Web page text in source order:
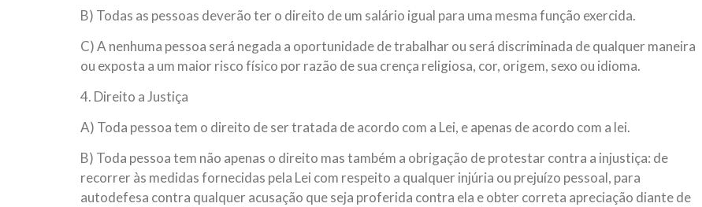
B) Todas as pessoas deverão ter o direito de um salário igual para uma mesma função exercida.
C) A nenhuma pessoa será negada a oportunidade de trabalhar ou será discriminada de qualquer maneira
ou exposta a um maior risco físico por razão de sua crença religiosa, cor, origem, sexo ou idioma.
4. Direito a Justiça
A) Toda pessoa tem o direito de ser tratada de acordo com a Lei, e apenas de acordo com a lei.
B) Toda pessoa tem não apenas o direito mas também a obrigação de protestar contra a injustiça: de
recorrer às medidas fornecidas pela Lei com respeito a qualquer injúria ou prejuízo pessoal, para
autodefesa contra qualquer acusação que seja proferida contra ela e obter correta apreciação diante de